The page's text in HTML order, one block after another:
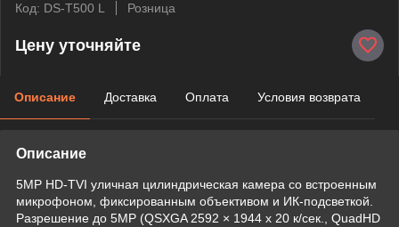
Код: DS-T500 L
Розница
Цену уточняйте
Описание Доставка Оплата Условия возврата
Описание
5MP HD-TVI уличная цилиндрическая камера со встроенным
микрофоном, фиксированным объективом и ИК-подсветкой.
Разрешение до 5MP (QSXGA 2592 × 1944 х 20 к/сек., QuadHD